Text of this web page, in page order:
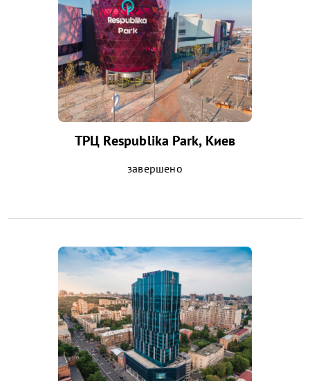
ТРЦ Respublika Park, Киев
завершено